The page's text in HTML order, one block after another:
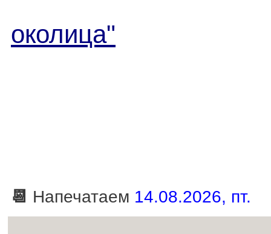
околица"
📆 Напечатаем 14.08.2026, пт.